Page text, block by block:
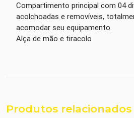
Compartimento principal com 04
acolchoadas e removíveis,
acomodar seu equipamento.
Alça de mão e tiracolo
Produtos relacionados